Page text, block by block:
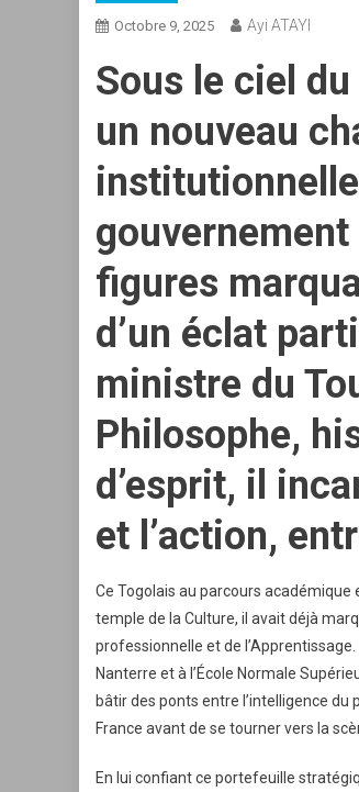
Octobre 9, 2025 Ayi ATAYI
Sous le ciel
un nouveau
figures
d’un éclat
ministre du
Philosophe,
d’esprit, il
et l’action,
Ce Togolais au parcours
temple de la Culture, il avait déjà
professionnelle et de
Nanterre et à l’École Normale
bâtir des ponts entre l’intelligence
France avant de se tourner vers la
En lui confiant ce portefeuille